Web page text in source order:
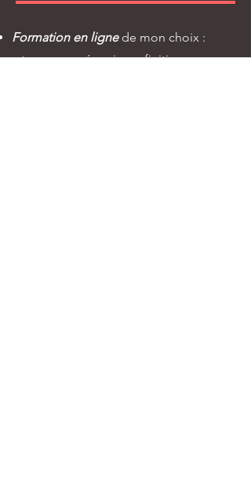
Formation en lignede mon choix :
tournage,céramique, finitions ou